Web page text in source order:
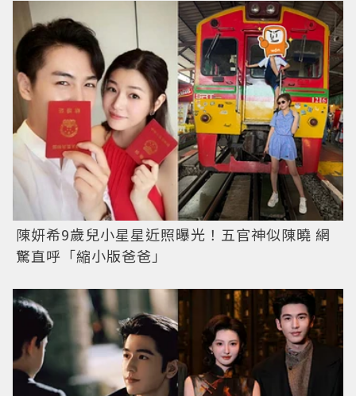
陳妍希9歲兒小星星近照曝光！五官神似陳曉 網
驚直呼「縮小版爸爸」